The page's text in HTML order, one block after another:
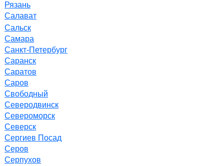
Рязань
Салават
Сальск
Самара
Санкт-Петербург
Саранск
Саратов
Саров
Свободный
Северодвинск
Североморск
Северск
Сергиев Посад
Серов
Серпухов